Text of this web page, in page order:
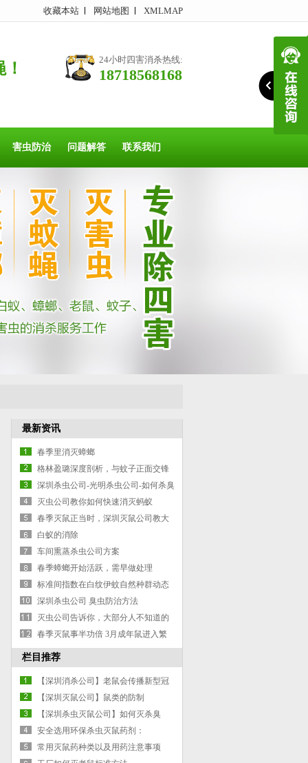
收藏本站 网站地图 XMLMAP
24小时四害消杀热线:
18718568168
害虫防治 问题解答 联系我们
最新资讯
春季里消灭蟑螂
格林盈璐深度剖析，与蚊子正面交锋
灭蚊灯是否有效
深圳杀虫公司-光明杀虫公司-如何杀臭
虫-臭虫防治的方案
灭虫公司教你如何快速消灭蚂蚁
春季灭鼠正当时，深圳灭鼠公司教大
家如何灭鼠
白蚁的消除
车间熏蒸杀虫公司方案
春季蟑螂开始活跃，需早做处理
标准间指数在白纹伊蚊自然种群动态
深圳杀虫公司 臭虫防治方法
灭虫公司告诉你，大部分人不知道的
灭蚂蚁除蚂蚁防治蚂蚁小妙招
春季灭鼠事半功倍 3月成年鼠进入繁
殖期
栏目推荐
【深圳消杀公司】老鼠会传播新型冠
状病毒吗？
【深圳灭鼠公司】鼠类的防制
【深圳杀虫灭鼠公司】如何灭杀臭
虫？？
安全选用环保杀虫灭鼠药剂：
常用灭鼠药种类以及用药注意事项